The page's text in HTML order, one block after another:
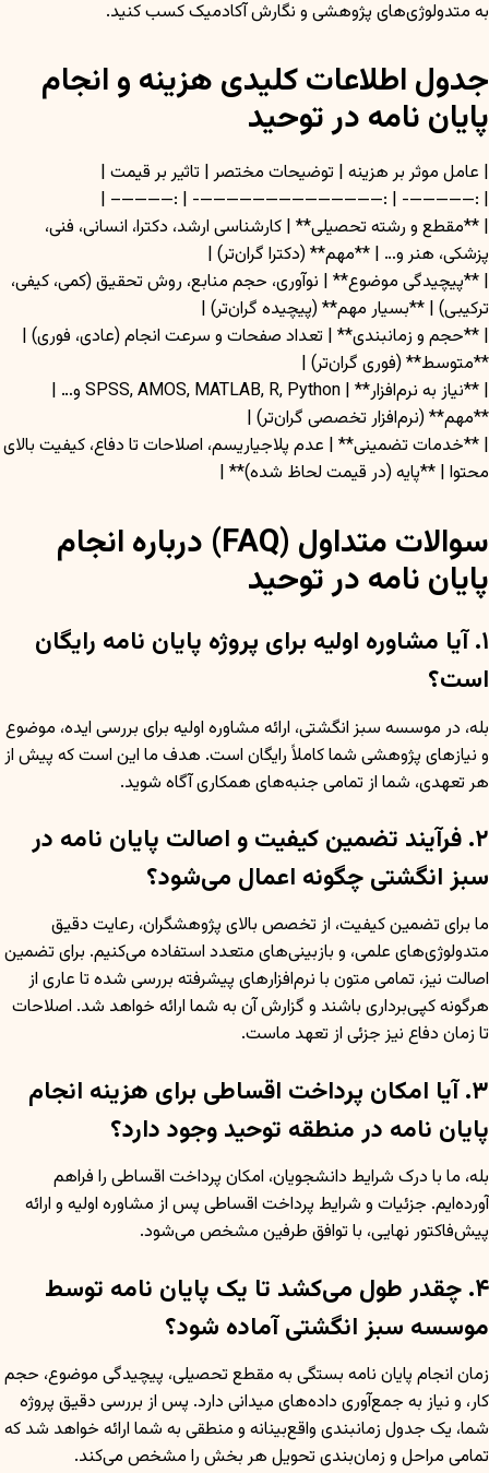
به متدولوژی‌های پژوهشی و نگارش آکادمیک کسب کنید.
جدول اطلاعات کلیدی هزینه و انجام
پایان نامه در توحید
| عامل موثر بر هزینه | توضیحات مختصر | تاثیر بر قیمت |
| :—————- | :——————————————- | :————– |
| **مقطع و رشته تحصیلی** | کارشناسی ارشد، دکترا، انسانی، فنی،
پزشکی، هنر و… | **مهم** (دکترا گران‌تر) |
| **پیچیدگی موضوع** | نوآوری، حجم منابع، روش تحقیق (کمی، کیفی،
ترکیبی) | **بسیار مهم** (پیچیده گران‌تر) |
| **حجم و زمانبندی** | تعداد صفحات و سرعت انجام (عادی، فوری) |
**متوسط** (فوری گران‌تر) |
| **نیاز به نرم‌افزار** | SPSS, AMOS, MATLAB, R, Python و… |
**مهم** (نرم‌افزار تخصصی گران‌تر) |
| **خدمات تضمینی** | عدم پلاجیاریسم، اصلاحات تا دفاع، کیفیت بالای
محتوا | **پایه (در قیمت لحاظ شده)** |
سوالات متداول (FAQ) درباره انجام
پایان نامه در توحید
۱. آیا مشاوره اولیه برای پروژه پایان نامه رایگان
است؟
بله، در موسسه سبز انگشتی، ارائه مشاوره اولیه برای بررسی ایده، موضوع
و نیازهای پژوهشی شما کاملاً رایگان است. هدف ما این است که پیش از
هر تعهدی، شما از تمامی جنبه‌های همکاری آگاه شوید.
۲. فرآیند تضمین کیفیت و اصالت پایان نامه در
سبز انگشتی چگونه اعمال می‌شود؟
ما برای تضمین کیفیت، از تخصص بالای پژوهشگران، رعایت دقیق
متدولوژی‌های علمی، و بازبینی‌های متعدد استفاده می‌کنیم. برای تضمین
اصالت نیز، تمامی متون با نرم‌افزارهای پیشرفته بررسی شده تا عاری از
هرگونه کپی‌برداری باشند و گزارش آن به شما ارائه خواهد شد. اصلاحات
تا زمان دفاع نیز جزئی از تعهد ماست.
۳. آیا امکان پرداخت اقساطی برای هزینه انجام
پایان نامه در منطقه توحید وجود دارد؟
بله، ما با درک شرایط دانشجویان، امکان پرداخت اقساطی را فراهم
آورده‌ایم. جزئیات و شرایط پرداخت اقساطی پس از مشاوره اولیه و ارائه
پیش‌فاکتور نهایی، با توافق طرفین مشخص می‌شود.
۴. چقدر طول می‌کشد تا یک پایان نامه توسط
موسسه سبز انگشتی آماده شود؟
زمان انجام پایان نامه بستگی به مقطع تحصیلی، پیچیدگی موضوع، حجم
کار، و نیاز به جمع‌آوری داده‌های میدانی دارد. پس از بررسی دقیق پروژه
شما، یک جدول زمانبندی واقع‌بینانه و منطقی به شما ارائه خواهد شد که
تمامی مراحل و زمان‌بندی تحویل هر بخش را مشخص می‌کند.